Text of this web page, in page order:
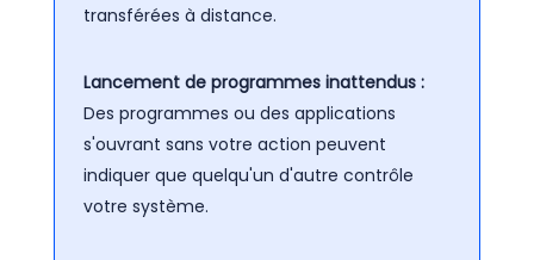
transférées à distance.
Lancement de programmes inattendus :
Des programmes ou des applications
s'ouvrant sans votre action peuvent
indiquer que quelqu'un d'autre contrôle
votre système.